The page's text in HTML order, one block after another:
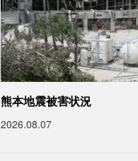
熊本地震被害状況
2026.08.07